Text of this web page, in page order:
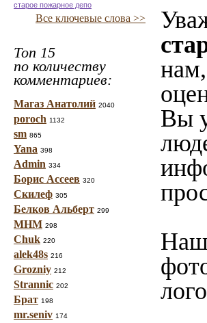
старое пожарное депо
Все ключевые слова >>
Топ 15
по количеству
комментариев:
Магаз Анатолий 2040
poroch 1132
sm 865
Yana 398
Admin 334
Борис Ассеев 320
Скилеф 305
Белков Альберт 299
МНМ 298
Chuk 220
alek48s 216
Grozniy 212
Strannic 202
Брат 198
mr.seniv 174
нам,
Вы